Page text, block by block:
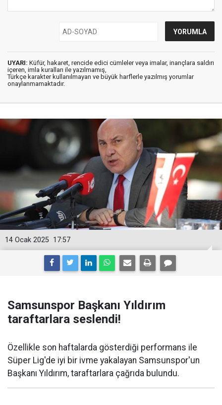
UYARI: Küfür, hakaret, rencide edici cümleler veya imalar, inançlara saldırı
içeren, imla kuralları ile yazılmamış,
Türkçe karakter kullanılmayan ve büyük harflerle yazılmış yorumlar
onaylanmamaktadır.
17:57
14 Ocak 2025
Samsunspor Başkanı Yıldırım
taraftarlara seslendi!
Özellikle son haftalarda gösterdiği performans ile
Süper Lig'de iyi bir ivme yakalayan Samsunspor'un
Başkanı Yıldırım, taraftarlara çağrıda bulundu.